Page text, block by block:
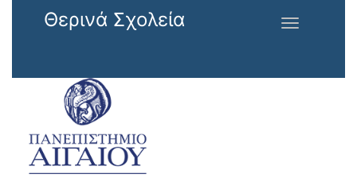
Παράκαμψη προς το κυρίως περιεχόμενο
Θερινά Σχολεία
Toggle